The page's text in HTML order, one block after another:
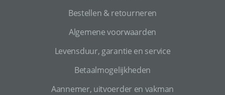
Bestellen & retourneren
Algemene voorwaarden
Levensduur, garantie en service
Betaalmogelijkheden
Aannemer, uitvoerder en vakman